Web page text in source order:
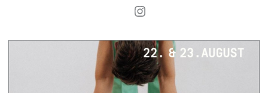
Instagram